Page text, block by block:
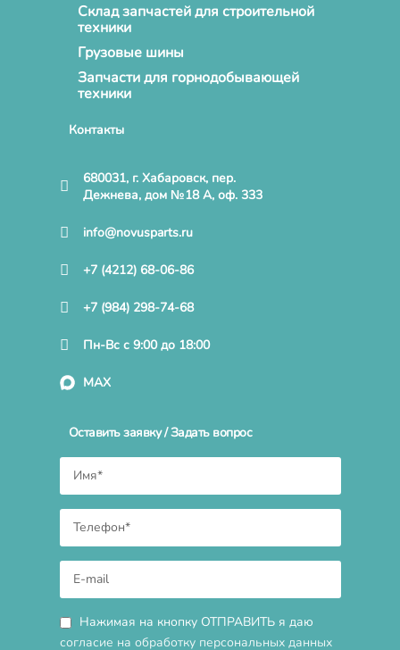
Склад запчастей для строительной
техники
Грузовые шины
Запчасти для горнодобывающей
техники
Контакты
680031, г. Хабаровск, пер.
Дежнева, дом №18 А, оф. 333
info@novusparts.ru
+7 (4212) 68-06-86
+7 (984) 298-74-68
Пн-Вс с 9:00 до 18:00
MAX
Оставить заявку / Задать вопрос
Нажимая на кнопку ОТПРАВИТЬ я даю
согласие на обработку персональных данных